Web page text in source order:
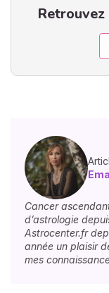
Cancer
d’astrologie
Astrocenter.fr
année un plaisir
mes